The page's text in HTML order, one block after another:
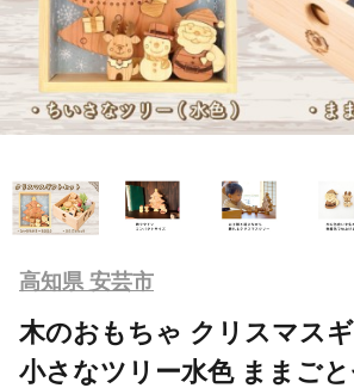
高知県 安芸市
木のおもちゃ クリスマス
小さなツリー水色 ままごと